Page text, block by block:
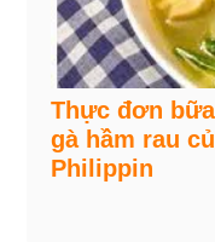
Thực đơn
gà hầm rau
Philippin